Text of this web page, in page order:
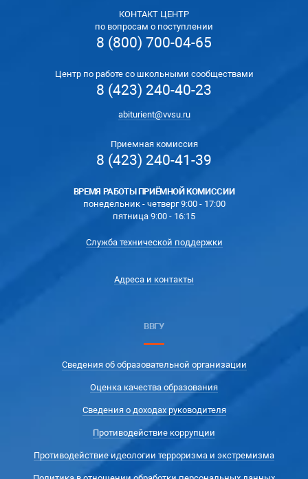
КОНТАКТ ЦЕНТР
по вопросам о поступлении
8 (800) 700-04-65
Центр по работе со школьными сообществами
8 (423) 240-40-23
abiturient@vvsu.ru
Приемная комиссия
8 (423) 240-41-39
ВРЕМЯ РАБОТЫ ПРИЁМНОЙ КОМИССИИ
понедельник - четверг 9:00 - 17:00
пятница 9:00 - 16:15
Служба технической поддержки
Адреса и контакты
ВВГУ
Сведения об образовательной организации
Оценка качества образования
Сведения о доходах руководителя
Противодействие коррупции
Противодействие идеологии терроризма и экстремизма